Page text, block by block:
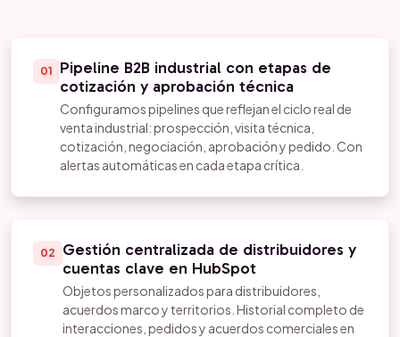
01
Pipeline B2B industrial con etapas de
cotización y aprobación técnica
Configuramos pipelines que reflejan el ciclo real de
venta industrial: prospección, visita técnica,
cotización, negociación, aprobación y pedido. Con
alertas automáticas en cada etapa crítica.
02
Gestión centralizada de distribuidores y
cuentas clave en HubSpot
Objetos personalizados para distribuidores,
acuerdos marco y territorios. Historial completo de
interacciones, pedidos y acuerdos comerciales en